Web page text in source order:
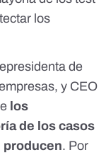
los
de
y CEO
los
de los casos
producen. Por